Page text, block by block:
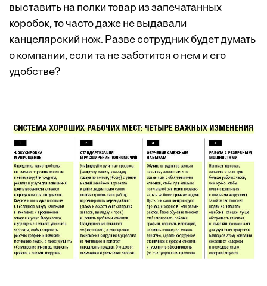
выставить на полки товар из запечатанных
коробок, то часто даже не выдавали
канцелярский нож. Разве сотрудник будет думать
о компании, если та не заботится о нем и его
удобстве?